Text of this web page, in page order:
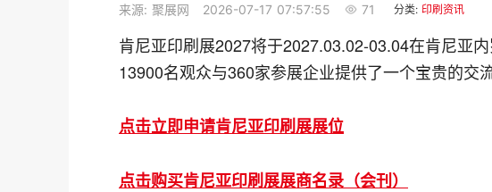
来源: 聚展网 2026-07-17 07:57:55 71 分类: 印刷资讯
肯尼亚印刷展2027将于2027.03.02-03.04在肯尼亚
13900名观众与360家参展企业提供了一个宝贵的交流
点击立即申请肯尼亚印刷展展位
点击购买肯尼亚印刷展展商名录（会刊）